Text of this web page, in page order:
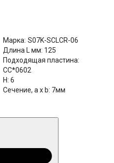
Марка: S07K-SCLCR-06
Длина L мм: 125
Подходящая пластина:
CC*0602
H: 6
Сечение, a x b: 7мм